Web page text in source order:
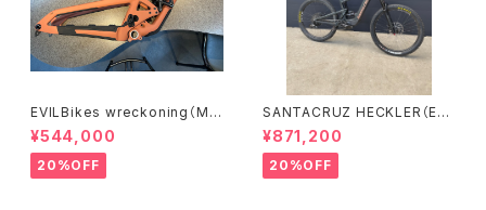
EVILBikes wreckoning（Mサ
イズ）
¥544,000
20%OFF
SANTACRUZ HECKLER（Eバ
イク）(Sサイズ）
¥871,200
20%OFF